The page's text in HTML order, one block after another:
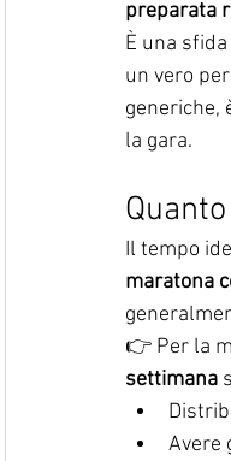
preparata
È una
un vero
generiche,
la gara.
Il tempo
maratona
👉 Per la
settimana
Avere